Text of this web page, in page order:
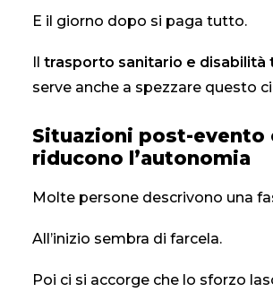
E il giorno dopo si paga tutto.
Il trasporto sanitario e disabilità
serve anche a spezzare questo
Situazioni post-evento
riducono l’autonomia
Molte persone descrivono una
All’inizio sembra di farcela.
Poi ci si accorge che lo sforzo